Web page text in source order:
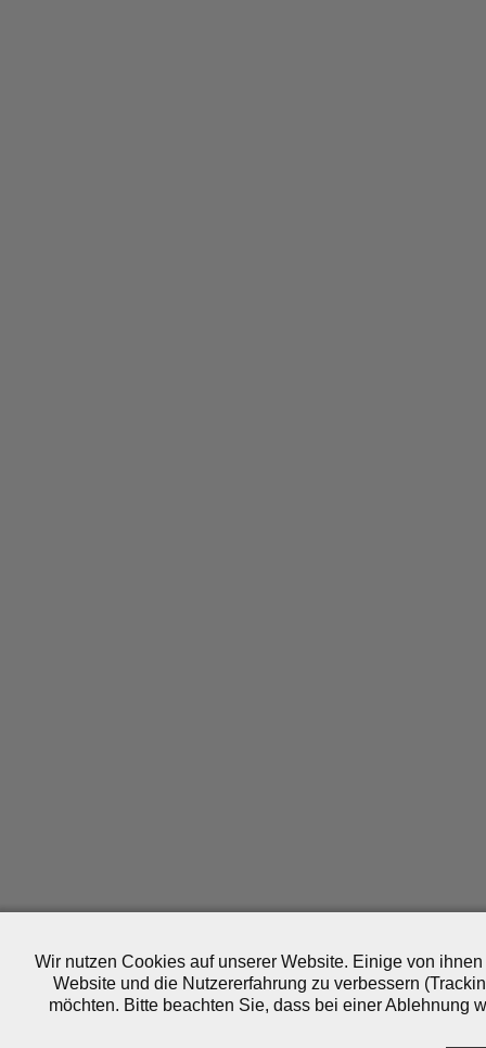
Wir nutzen Cookies auf unserer Website. Einige von
Website und die Nutzererfahrung zu verbessern
möchten. Bitte beachten Sie, dass bei einer Ablehnung